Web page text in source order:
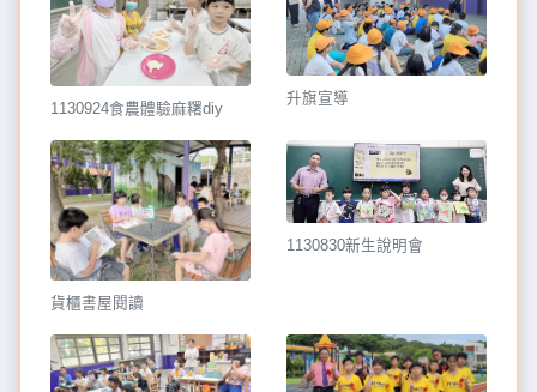
1130924食農體驗麻糬diy
升旗宣導
貨櫃書屋閱讀
1130830新生說明會